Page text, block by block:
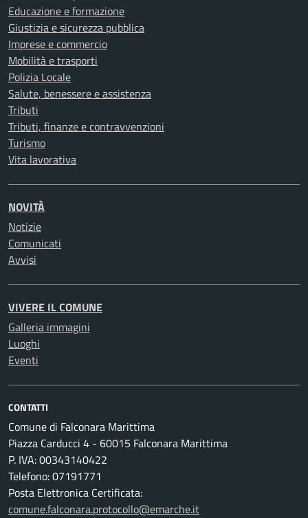
Educazione e formazione
Giustizia e sicurezza pubblica
Imprese e commercio
Mobilità e trasporti
Polizia Locale
Salute, benessere e assistenza
Tributi
Tributi, finanze e contravvenzioni
Turismo
Vita lavorativa
NOVITÀ
Notizie
Comunicati
Avvisi
VIVERE IL COMUNE
Galleria immagini
Luoghi
Eventi
CONTATTI
Comune di Falconara Marittima
Piazza Carducci 4 - 60015 Falconara Marittima
P. IVA: 00343140422
Telefono: 07191771
Posta Elettronica Certificata:
comune.falconara.protocollo@emarche.it